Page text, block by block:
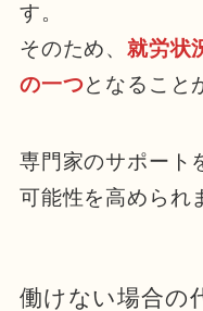
す。
そのため、 就労状
の一つとなること
専門家のサポート
可能性を高められ
働けない場合の